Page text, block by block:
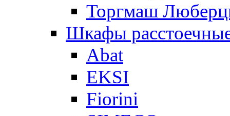
Торгмаш
Шкафы
Abat
EKSI
Fiorini